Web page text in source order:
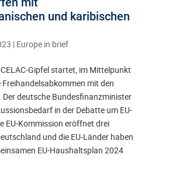
und karibischen
| Europe in brief
Gipfel startet, im Mittelpunkt
mit den
deutsche Bundesfinanzminister
in der Debatte um EU-
EU-Kommission eröffnet drei
und die EU-Länder haben
EU-Haushaltsplan 2024